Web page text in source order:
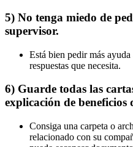
5) No tenga miedo de
supervisor.
Está bien pedir más
respuestas que necesita.
6) Guarde todas las
explicación de beneficios
Consiga una carpeta o
relacionado con su